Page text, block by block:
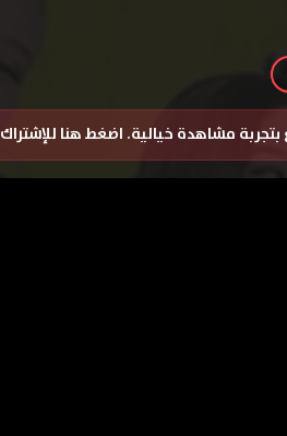
بتجربة مشاهدة خيالية. اضغط هنا للإشتراك